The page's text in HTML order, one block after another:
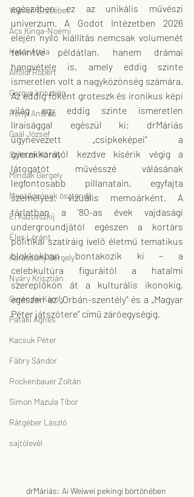
Vojnich Erzsébet
Ács Kinga-Noémi
Határ Attila
Alföldi Róbert
Gergye krisztián
Rényi András
Gaál József
Szikszai Károly
Mindák Gergely
Mentőcsónak ösztöndíj
El Kazovszkij
Éles Lóránt
Karácsony Gergely
Nyáry Krisztián
Gerendai Károly
Pataki Ágnes
Kacsuk Péter
Fábry Sándor
Rockenbauer Zoltán
Simon Mazula Tibor
Rátgéber László
sajtólevél
egészében ez az unikális művészi
univerzum. A Godot Intézetben 2026
elején nyíló kiállítás nemcsak volumenét
tekintve példátlan, hanem drámai
hangvétele is, amely eddig szinte
ismeretlen volt a nagyközönség számára.
Az eddig főként groteszk és ironikus képi
világ egy eddig szinte ismeretlen
líraisággal egészül ki: drMáriás
úgynevezett „csipkeképei” a
gyerekkorától kezdve kísérik végig a
látogatót művésszé válásának
legfontosabb pillanatain, egyfajta
személyes, vizuális memoárként. A
tárlatban a ’80-as évek vajdasági
undergroundjától egészen a kortárs
politikai szatíráig ívelő életmű tematikus
blokkokban bontakozik ki – a
celebkultúra figuráitól a hatalmi
szereplőkön át a kulturális ikonokig,
egészen az „Orbán-szentély” és a „Magyar
Péter játszótere” című záróegységig.
drMáriás: Ai Weiwei pekingi börtönében